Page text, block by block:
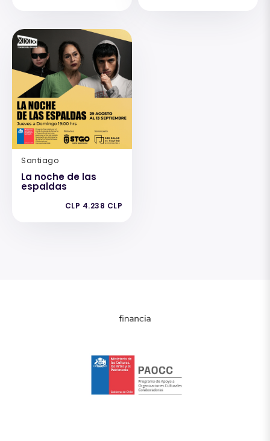
Santiago
La noche de las
espaldas
CLP 4.238 CLP